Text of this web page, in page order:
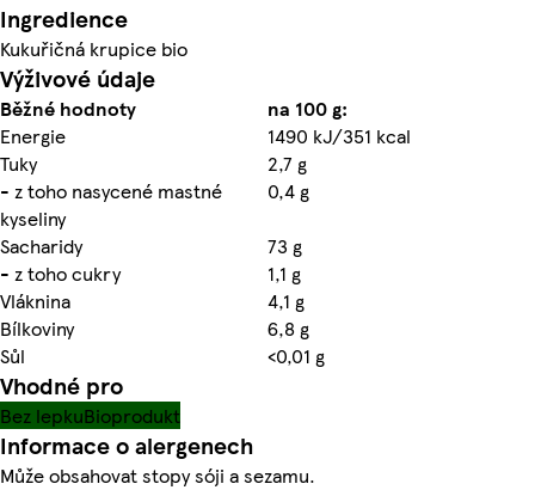
Ingredience
Kukuřičná krupice bio
Výživové údaje
Běžné hodnoty
na 100 g:
Energie
1490 kJ/351 kcal
Tuky
2,7 g
- z toho nasycené mastné
kyseliny
0,4 g
Sacharidy
73 g
- z toho cukry
1,1 g
Vláknina
4,1 g
Bílkoviny
6,8 g
Sůl
<0,01 g
Vhodné pro
Bez lepkuBioprodukt
Informace o alergenech
Může obsahovat stopy sóji a sezamu.